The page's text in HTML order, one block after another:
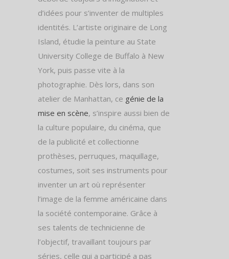
d’idées pour s’inventer de multiples
identités. L’artiste originaire de Long
Island, étudie la peinture au State
University College de Buffalo à New
York, puis passe vite à la
photographie. Dès lors, dans son
atelier de Manhattan, ce génie de la
mise en scène, s’inspire aussi bien de
la culture populaire, du cinéma, que
de la publicité et collectionne
prothèses, perruques, maquillage,
costumes, soit ses instruments pour
inventer un art où représenter
l’image de la femme américaine dans
la société contemporaine. Grâce à
ses talents de technicienne de
l’objectif, travaillant toujours par
séries, celle qui a participé a pas